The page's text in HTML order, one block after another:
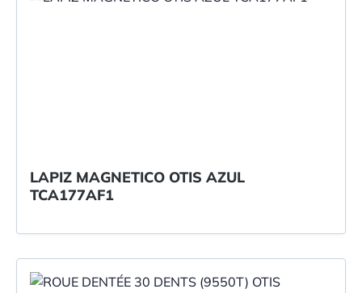
LAPIZ MAGNETICO OTIS AZUL
TCA177AF1